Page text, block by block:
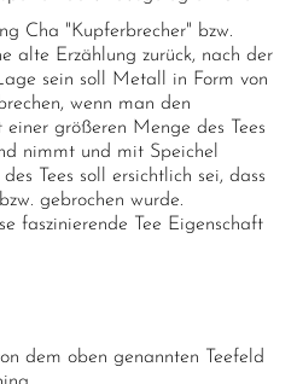
Cha "Kupferbrecher" bzw.
alte Erzählung zurück, nach der
sein soll Metall in Form von
wenn man den
größeren Menge des Tees
nimmt und mit Speichel
Tees soll ersichtlich sei, dass
gebrochen wurde.
faszinierende Tee Eigenschaft
dem oben genannten Teefeld